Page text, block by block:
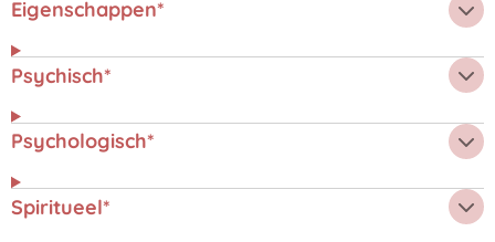
Eigenschappen*
Psychisch*
Psychologisch*
Spiritueel*